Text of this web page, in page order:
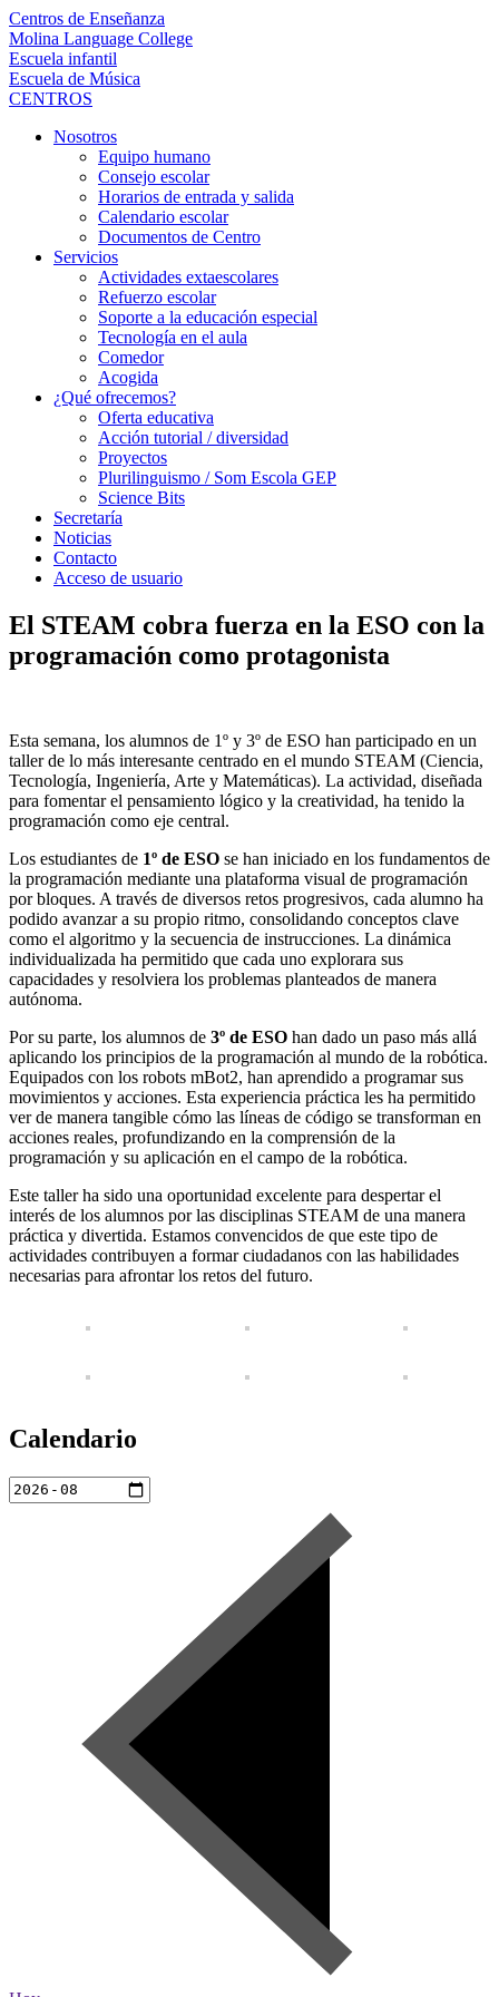
Centros de Enseñanza
Molina Language College
Escuela infantil
Escuela de Música
CENTROS
Nosotros
Equipo humano
Consejo escolar
Horarios de entrada y salida
Calendario escolar
Documentos de Centro
Servicios
Actividades extaescolares
Refuerzo escolar
Soporte a la educación especial
Tecnología en el aula
Comedor
Acogida
¿Qué ofrecemos?
Oferta educativa
Acción tutorial / diversidad
Proyectos
Plurilinguismo / Som Escola GEP
Science Bits
Secretaría
Noticias
Contacto
Acceso de usuario
El STEAM cobra fuerza en la ESO con la
programación como protagonista
Esta semana, los alumnos de 1º y 3º de ESO han participado en un
taller de lo más interesante centrado en el mundo STEAM (Ciencia,
Tecnología, Ingeniería, Arte y Matemáticas). La actividad, diseñada
para fomentar el pensamiento lógico y la creatividad, ha tenido la
programación como eje central.
Los estudiantes de 1º de ESO se han iniciado en los fundamentos de
la programación mediante una plataforma visual de programación
por bloques. A través de diversos retos progresivos, cada alumno ha
podido avanzar a su propio ritmo, consolidando conceptos clave
como el algoritmo y la secuencia de instrucciones. La dinámica
individualizada ha permitido que cada uno explorara sus
capacidades y resolviera los problemas planteados de manera
autónoma.
Por su parte, los alumnos de 3º de ESO han dado un paso más allá
aplicando los principios de la programación al mundo de la robótica.
Equipados con los robots mBot2, han aprendido a programar sus
movimientos y acciones. Esta experiencia práctica les ha permitido
ver de manera tangible cómo las líneas de código se transforman en
acciones reales, profundizando en la comprensión de la
programación y su aplicación en el campo de la robótica.
Este taller ha sido una oportunidad excelente para despertar el
interés de los alumnos por las disciplinas STEAM de una manera
práctica y divertida. Estamos convencidos de que este tipo de
actividades contribuyen a formar ciudadanos con las habilidades
necesarias para afrontar los retos del futuro.
Calendario